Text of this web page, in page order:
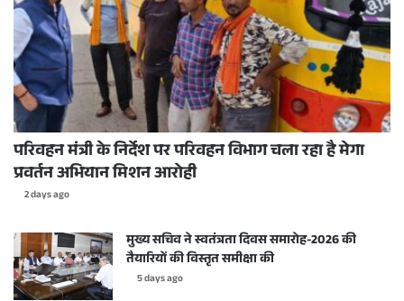
परिवहन मंत्री के निर्देश पर परिवहन विभाग चला रहा है मेगा
प्रवर्तन अभियान मिशन आरोही
2 days ago
मुख्य सचिव ने स्वतंत्रता दिवस समारोह-2026 की
तैयारियों की विस्तृत समीक्षा की
5 days ago